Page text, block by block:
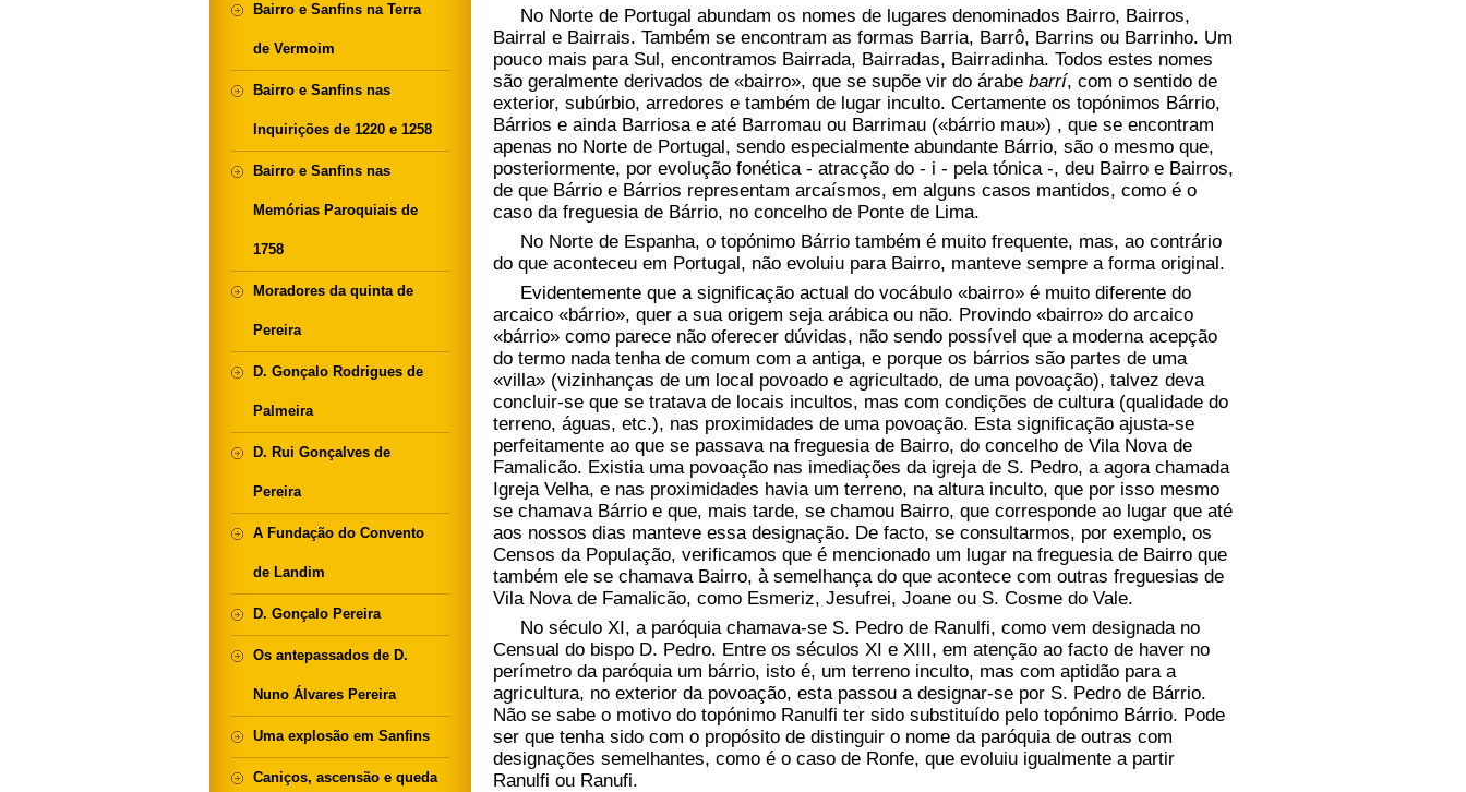
No Norte de Portugal abundam os nomes de lugares denominados Bairro, Bairros,
Bairral e Bairrais. Também se encontram as formas Barria, Barrô, Barrins ou Barrinho. Um
pouco mais para Sul, encontramos Bairrada, Bairradas, Bairradinha. Todos estes nomes
são geralmente derivados de «bairro», que se supõe vir do árabe barrí, com o sentido de
exterior, subúrbio, arredores e também de lugar inculto. Certamente os topónimos Bárrio,
Bárrios e ainda Barriosa e até Barromau ou Barrimau («bárrio mau») , que se encontram
apenas no Norte de Portugal, sendo especialmente abundante Bárrio, são o mesmo que,
posteriormente, por evolução fonética - atracção do - i - pela tónica -, deu Bairro e Bairros,
de que Bárrio e Bárrios representam arcaísmos, em alguns casos mantidos, como é o
caso da freguesia de Bárrio, no concelho de Ponte de Lima.
No Norte de Espanha, o topónimo Bárrio também é muito frequente, mas, ao contrário
do que aconteceu em Portugal, não evoluiu para Bairro, manteve sempre a forma original.
Evidentemente que a significação actual do vocábulo «bairro» é muito diferente do
arcaico «bárrio», quer a sua origem seja arábica ou não. Provindo «bairro» do arcaico
«bárrio» como parece não oferecer dúvidas, não sendo possível que a moderna acepção
do termo nada tenha de comum com a antiga, e porque os bárrios são partes de uma
«villa» (vizinhanças de um local povoado e agricultado, de uma povoação), talvez deva
concluir-se que se tratava de locais incultos, mas com condições de cultura (qualidade do
terreno, águas, etc.), nas proximidades de uma povoação. Esta significação ajusta-se
perfeitamente ao que se passava na freguesia de Bairro, do concelho de Vila Nova de
Famalicão. Existia uma povoação nas imediações da igreja de S. Pedro, a agora chamada
Igreja Velha, e nas proximidades havia um terreno, na altura inculto, que por isso mesmo
se chamava Bárrio e que, mais tarde, se chamou Bairro, que corresponde ao lugar que até
aos nossos dias manteve essa designação. De facto, se consultarmos, por exemplo, os
Censos da População, verificamos que é mencionado um lugar na freguesia de Bairro que
também ele se chamava Bairro, à semelhança do que acontece com outras freguesias de
Vila Nova de Famalicão, como Esmeriz, Jesufrei, Joane ou S. Cosme do Vale.
No século XI, a paróquia chamava-se S. Pedro de Ranulfi, como vem designada no
Censual do bispo D. Pedro. Entre os séculos XI e XIII, em atenção ao facto de haver no
perímetro da paróquia um bárrio, isto é, um terreno inculto, mas com aptidão para a
agricultura, no exterior da povoação, esta passou a designar-se por S. Pedro de Bárrio.
Não se sabe o motivo do topónimo Ranulfi ter sido substituído pelo topónimo Bárrio. Pode
ser que tenha sido com o propósito de distinguir o nome da paróquia de outras com
designações semelhantes, como é o caso de Ronfe, que evoluiu igualmente a partir
Ranulfi ou Ranufi.
Bairro e Sanfins na Terra
de Vermoim
Bairro e Sanfins nas
Inquirições de 1220 e 1258
Bairro e Sanfins nas
Memórias Paroquiais de
1758
Moradores da quinta de
Pereira
D. Gonçalo Rodrigues de
Palmeira
D. Rui Gonçalves de
Pereira
A Fundação do Convento
de Landim
D. Gonçalo Pereira
Os antepassados de D.
Nuno Álvares Pereira
Uma explosão em Sanfins
Caniços, ascensão e queda